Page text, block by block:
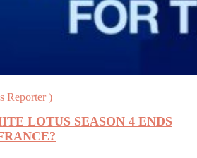
Reporter )
LOTUS SEASON 4 ENDS